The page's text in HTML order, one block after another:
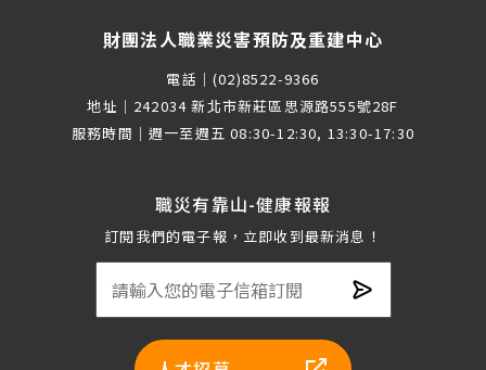
財團法人職業災害預防及重建中心
電話｜ (02)8522-9366
地址｜ 242034 新北市新莊區思源路555號28F
服務時間｜ 週一至週五 08:30-12:30, 13:30-17:30
職災有靠山-健康報報
訂閱我們的電子報，立即收到最新消息！